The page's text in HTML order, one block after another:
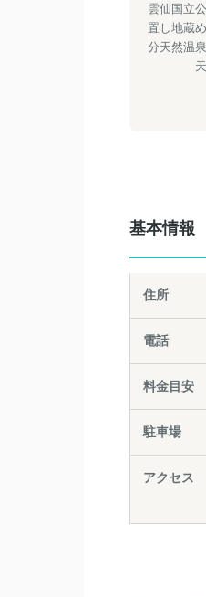
雲仙国立
置し地蔵
分天然温
基本情報
住所
電話
料金目安
駐車場
アクセス